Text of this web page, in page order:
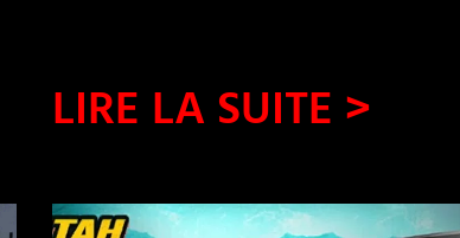
LIRE LA SUITE >